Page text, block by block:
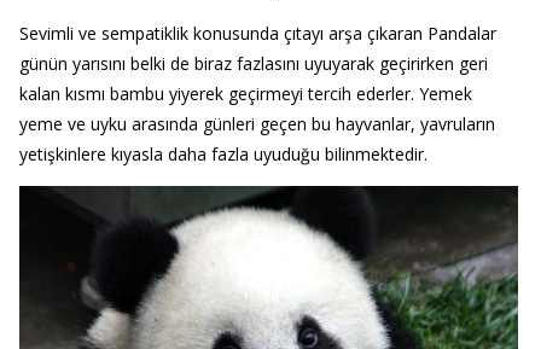
Sevimli ve sempatiklik konusunda çıtayı arşa çıkaran Pandalar
günün yarısını belki de biraz fazlasını uyuyarak geçirirken geri
kalan kısmı bambu yiyerek geçirmeyi tercih ederler. Yemek
yeme ve uyku arasında günleri geçen bu hayvanlar, yavruların
yetişkinlere kıyasla daha fazla uyuduğu bilinmektedir.